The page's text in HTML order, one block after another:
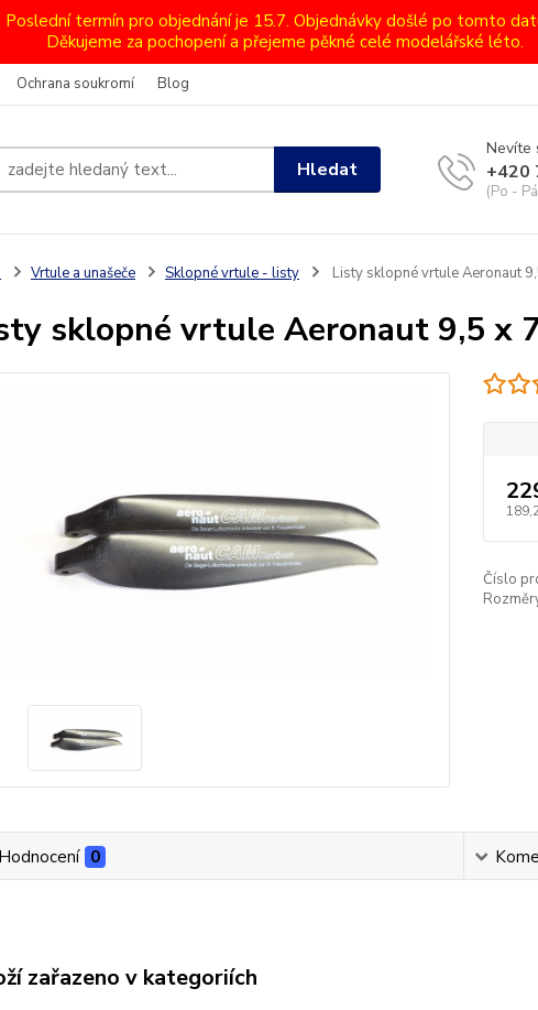
Poslední termín pro objednání je 15.7. Objednávky došlé po tomto
Děkujeme za pochopení a přejeme pěkné celé modelářské léto.
Ochrana soukromí Blog
Hledat
Nevíte
+420
(Po -
Vrtule a unašeče Sklopné vrtule - listy Listy sklopné vrtule Aeronaut
sklopné vrtule Aeronaut 9,5 x
Číslo
Hodnocení 0
zařazeno v kategoriích